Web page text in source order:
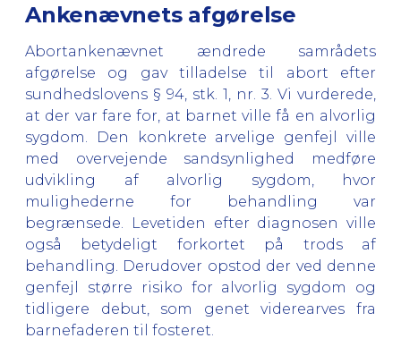
Ankenævnets afgørelse
Abortankenævnet ændrede samrådets
afgørelse og gav tilladelse til abort efter
sundhedslovens § 94, stk. 1, nr. 3. Vi vurderede,
at der var fare for, at barnet ville få en alvorlig
sygdom. Den konkrete arvelige genfejl ville
med overvejende sandsynlighed medføre
udvikling af alvorlig sygdom, hvor
mulighederne for behandling var
begrænsede. Levetiden efter diagnosen ville
også betydeligt forkortet på trods af
behandling. Derudover opstod der ved denne
genfejl større risiko for alvorlig sygdom og
tidligere debut, som genet viderearves fra
barnefaderen til fosteret.